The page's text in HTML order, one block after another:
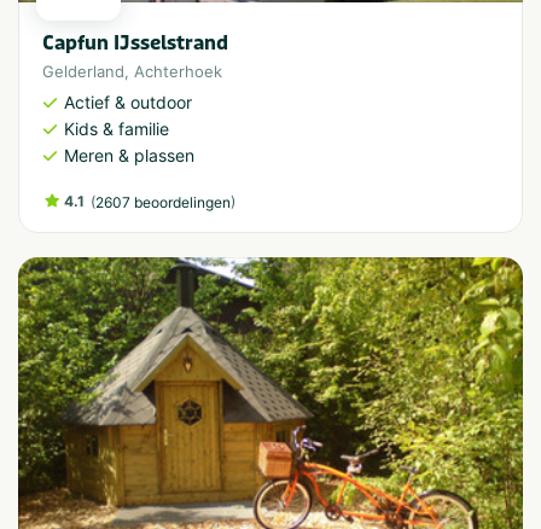
Capfun IJsselstrand
Gelderland, Achterhoek
Actief & outdoor
Kids & familie
Meren & plassen
4.1 (2607 beoordelingen)